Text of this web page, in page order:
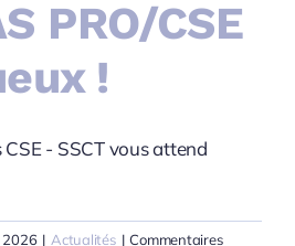
PRO/CSE
!
- SSCT vous attend
2026 | Actualités | Commentaires